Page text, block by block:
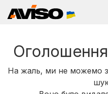
На жаль, ми не можемо